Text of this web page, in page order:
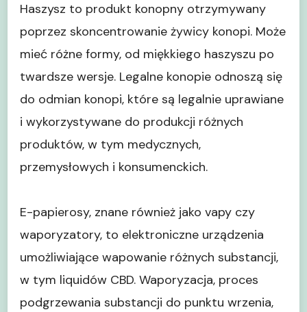
Haszysz to produkt konopny otrzymywany
poprzez skoncentrowanie żywicy konopi. Może
mieć różne formy, od miękkiego haszyszu po
twardsze wersje. Legalne konopie odnoszą się
do odmian konopi, które są legalnie uprawiane
i wykorzystywane do produkcji różnych
produktów, w tym medycznych,
przemysłowych i konsumenckich.
E-papierosy, znane również jako vapy czy
waporyzatory, to elektroniczne urządzenia
umożliwiające wapowanie różnych substancji,
w tym liquidów CBD. Waporyzacja, proces
podgrzewania substancji do punktu wrzenia,